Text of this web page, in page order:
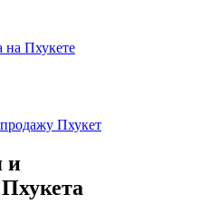
и
на Пхукете
Пхукет